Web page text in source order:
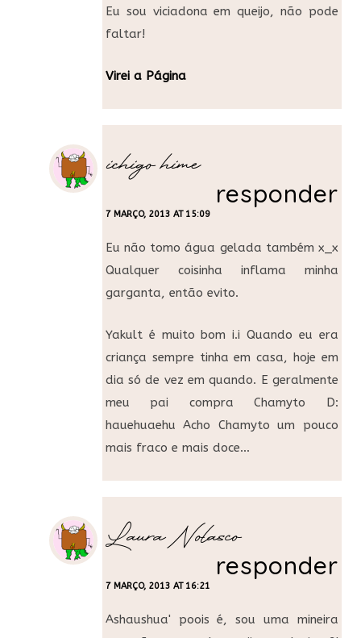
Eu sou viciadona em queijo, não pode
faltar!
Virei a Página
ichigo hime
7 MARÇO, 2013 AT 15:09
responder
Eu não tomo água gelada também x_x
Qualquer coisinha inflama minha
garganta, então evito.
Yakult é muito bom i.i Quando eu era
criança sempre tinha em casa, hoje em
dia só de vez em quando. E geralmente
meu pai compra Chamyto D:
hauehuaehu Acho Chamyto um pouco
mais fraco e mais doce…
Laura Nolasco
7 MARÇO, 2013 AT 16:21
responder
Ashaushua' poois é, sou uma mineira